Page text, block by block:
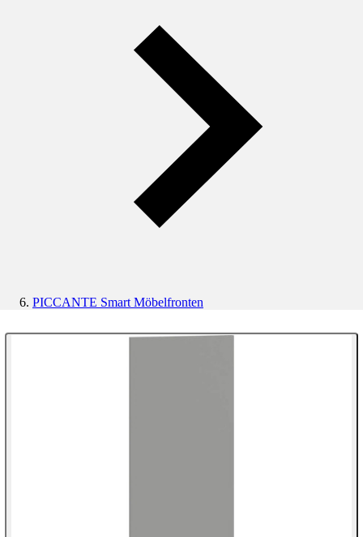
PICCANTE Smart Möbelfronten